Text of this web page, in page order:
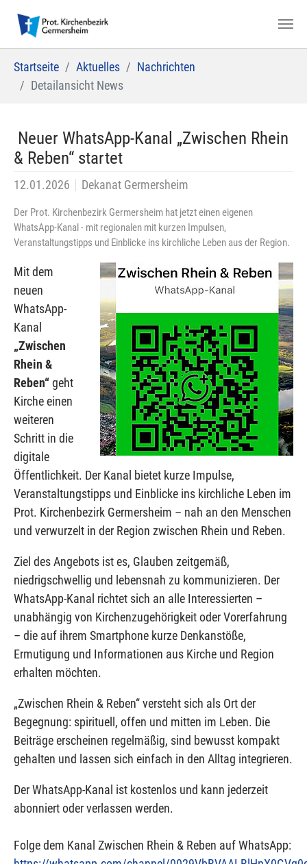
Startseite Aktuelles
Nachrichten
Detailansicht News
‎ Neuer WhatsApp-Kanal „Zwischen Rhein
& Reben“ startet
12.01.2026 Dekanat Germersheim
Der Prot. Kirchenbezirk Germersheim hat jetzt einen eigenen
WhatsApp-Kanal - mit regionalen mit kurzen Impulsen,
Veranstaltungstipps und Einblicke ins kirchliche Leben aus der Region.
Mit dem
neuen
WhatsApp-
Kanal
„Zwischen
Rhein &
Reben“geht
Kirche einen
weiteren
Schritt in die
digitale
Öffentlichkeit. Der Kanal bietet kurze Impulse,
Veranstaltungstipps und Einblicke ins kirchliche Leben im
Prot. Kirchenbezirk Germersheim – nah an den Menschen
und verwurzelt in der Region zwischen Rhein und Reben.
Ziel des Angebots ist es, Glauben zeitgemäß,
niedrigschwellig und lebensnah zu kommunizieren. Der
WhatsApp-Kanal richtet sich an alle Interessierten –
unabhängig von Kirchenzugehörigkeit oder Vorerfahrung
– die auf ihrem Smartphone kurze Denkanstöße,
Ermutigung und Informationen aus Kirche und Region
erhalten möchten.
„Zwischen Rhein & Reben“ versteht sich als Ort der
Begegnung: spirituell, offen und mitten im Leben. Die
Beiträge erscheinen regelmäßig, sind bewusst kompakt
gehalten und lassen sich einfach in den Alltag integrieren.
Der WhatsApp-Kanal ist kostenlos und kann jederzeit
abonniert oder verlassen werden.
Folge dem Kanal Zwischen Rhein & Reben auf WhatsApp: